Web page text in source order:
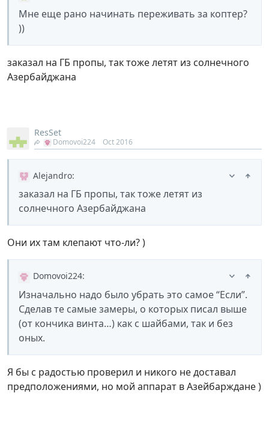
Мне еще рано начинать переживать за коптер?
))
заказал на ГБ пропы, так тоже летят из солнечного
Азербайджана
ResSet
Domovoi224 Oct 2016
Alejandro:
заказал на ГБ пропы, так тоже летят из
солнечного Азербайджана
Они их там клепают что-ли? )
Domovoi224:
Изначально надо было убрать это самое “Если”.
Сделав те самые замеры, о которых писал выше
(от кончика винта…) как с шайбами, так и без
оных.
Я бы с радостью проверил и никого не доставал
предположениями, но мой аппарат в Азейбарждане )